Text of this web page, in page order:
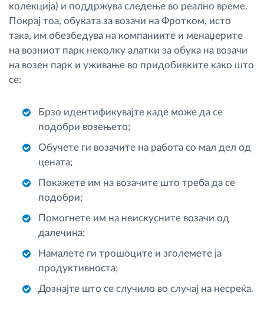
колекција) и поддржува следење во реално време.
Покрај тоа, обуката за возачи на Фротком, исто
така, им обезбедува на компаниите и менаџерите
на возниот парк неколку алатки за обука на возачи
на возен парк и уживање во придобивките како што
се:
Брзо идентификувајте каде може да се
подобри возењето;
Обучете ги возачите на работа со мал дел од
цената;
Покажете им на возачите што треба да се
подобри;
Помогнете им на неискусните возачи од
далечина;
Намалете ги трошоците и зголемете ја
продуктивноста;
Дознајте што се случило во случај на несреќа.